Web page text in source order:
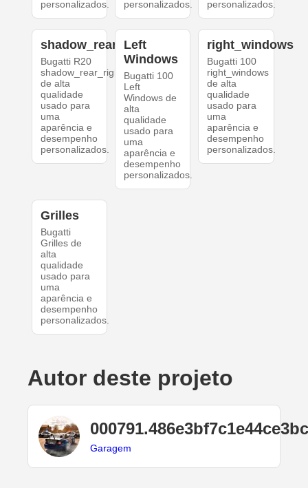
personalizados.
personalizados.
personalizados.
shadow_rear_right
Bugatti R20
shadow_rear_right
de alta
qualidade
usado para
uma
aparência e
desempenho
personalizados.
Left
Windows
Bugatti 100
Left
Windows de
alta
qualidade
usado para
uma
aparência e
desempenho
personalizados.
right_windows
Bugatti 100
right_windows
de alta
qualidade
usado para
uma
aparência e
desempenho
personalizados.
Grilles
Bugatti
Grilles de
alta
qualidade
usado para
uma
aparência e
desempenho
personalizados.
Autor deste projeto
Garagem